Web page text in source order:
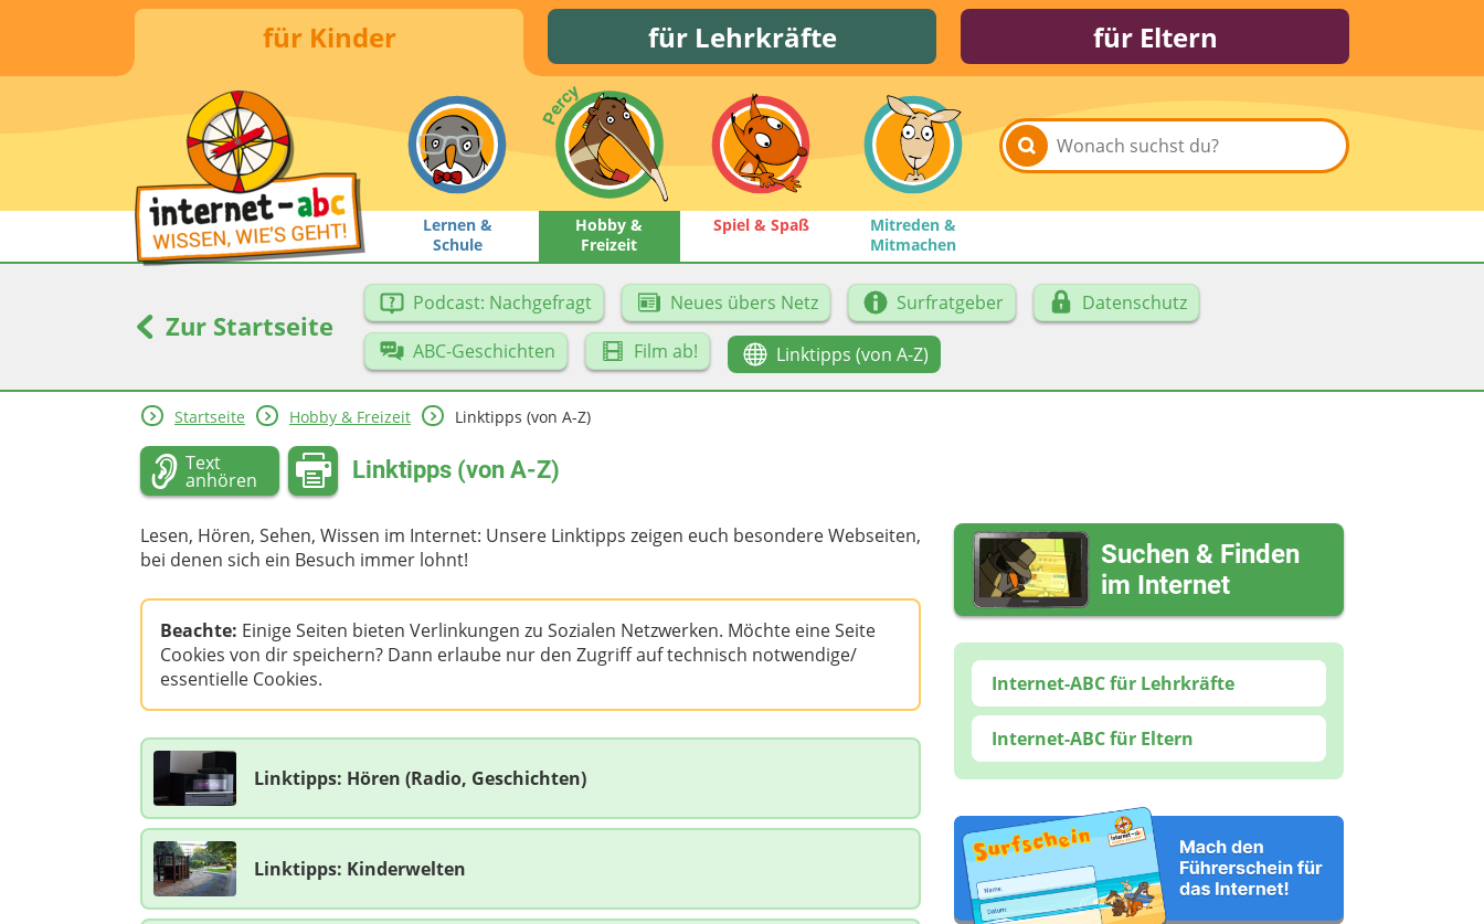
für Kinder für Lehrkräfte für Eltern
Lernen &
Schule
Hobby &
Freizeit
Spiel & Spaß
Mitreden &
Mitmachen
Zur Startseite
Podcast: Nachgefragt Neues übers Netz Surfratgeber
Datenschutz
ABC-Geschichten
Film ab! Linktipps (von A-Z)
Startseite Hobby & Freizeit Linktipps (von A-Z)
Text
anhören Linktipps (von A-Z)
Lesen, Hören, Sehen, Wissen im Internet: Unsere Linktipps zeigen euch besondere Webseiten,
bei denen sich ein Besuch immer lohnt!
Beachte: Einige Seiten bieten Verlinkungen zu Sozialen Netzwerken. Möchte eine Seite
Cookies von dir speichern? Dann erlaube nur den Zugriff auf technisch notwendige/
essentielle Cookies.
Linktipps: Hören (Radio, Geschichten)
Linktipps: Kinderwelten
Suchen & Finden
im Internet
Internet-ABC für Lehrkräfte
Internet-ABC für Eltern